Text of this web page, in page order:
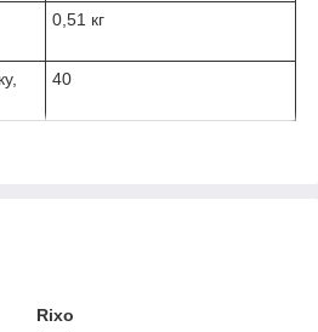
0,51 кг
40
Rixo